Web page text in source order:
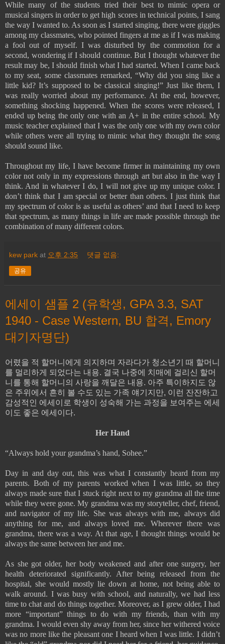
While many of the students tried their best to mimic opera or
musical singers in order to get high scores in technical points, I sang
the way I wanted to. As soon as I started singing, there were giggles
among my classmates, who pointed fingers at me as if I was making
a fool out of myself. I was disturbed by the commotion for a
second, wondering if I should continue. But I thought whatever the
result may be, I should finish what I had started. When I came back
to my seat, some classmates remarked, “Why did you sing like a
little kid? It’s supposed to be classical singing!” Just like them, I
was really worried about my performance. At the end, however,
something shocking happened. When the scores were released, I
ended up being the only one with an A+ in the entire school. My
music teacher explained that I was the only one with my own color
while others were all trying to mimic what they thought the song
should sound like.
Throughout my life, I have become firmer in maintaining my own
color not only in my expressions through art but also in the way I
think. And in whatever I do, I will not give up my unique color. I
don’t think that I am special or better than others. I just think that
my spectrum of color is as useful as others’ and that I need to keep
that spectrum, as many things in life are made possible through the
combination of many different colors.
kew park at 오후 2:35 댓글 없음:
공유
에세이 샘플 2 (유학생, GPA 3.3, SAT
1940 - Case Western, BU 합격, Emory
대기자명단)
어렸을 적 할머니에게 의지하며 자라다가 청소년기 때 할머니
를 멀리하게 되었다는 내용. 결국 나중에 치매에 걸리신 할머
니를 통해 할머니의 사랑을 깨달은 내용. 아주 특이하지도 않
은 주위에서 흔히 볼 수도 있는 가족 얘기지만, 이런 잔잔하고
감성적인 에세이로 학생이 성숙해 가는 과정을 보여주는 에세
이도 좋은 에세이다.
Her Hand
“Always hold your grandma’s hand, Sohee.”
Day in and day out, this was what I constantly heard from my
parents. Both of my parents worked when I was little, so they
always made sure that I stuck right next to my grandma all the time
while they were gone. My grandma was my storyteller, chef, friend,
and navigator of my life. She was always with me, always did
anything for me, and always loved me. Wherever there was
grandma, there was a way. At that age, I thought things would be
always the same between her and me.
As she got older, her body weakened and after one surgery, her
health deteriorated significantly. After being released from the
hospital, she would mostly lie down at home, not being able to
walk around. I was busy with school, and naturally, we had less
time to chat and do things together. Moreover, as I grew older, I had
more “important” things to do with my friends, than with my
grandma. I would even shy away from her, since her withered voice
was no more like the pleasant one I heard when I was little. I didn’t